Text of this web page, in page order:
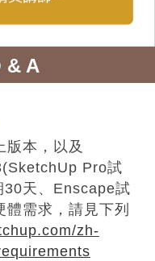
& A
本，以及
Pro試
30天、Enscape試
需求，請見下列
zh-